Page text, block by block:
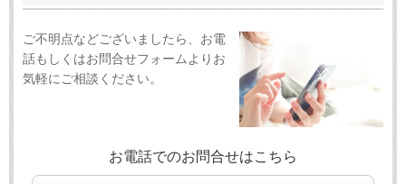
ご不明点などございましたら、お電
話もしくはお問合せフォームよりお
気軽にご相談ください。
お電話でのお問合せはこちら